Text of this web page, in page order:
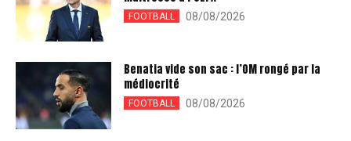
FOOTBALL 08/08/2026
Benatia vide son sac : l’OM rongé par la
médiocrité
FOOTBALL 08/08/2026